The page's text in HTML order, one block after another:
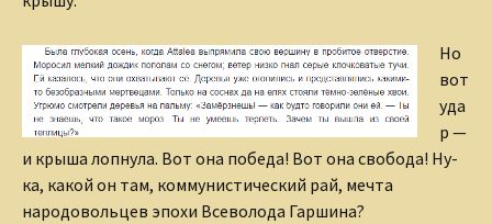
Но
вот
уда
р —
и крыша лопнула. Вот она победа! Вот она свобода! Ну-
ка, какой он там, коммунистический рай, мечта
народовольцев эпохи Всеволода Гаршина?